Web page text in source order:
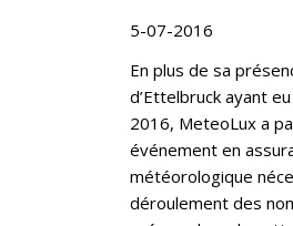
5-07-2016
En plus de sa
d’Ettelbruck ayant
2016, MeteoLux a
événement en
météorologique
déroulement des